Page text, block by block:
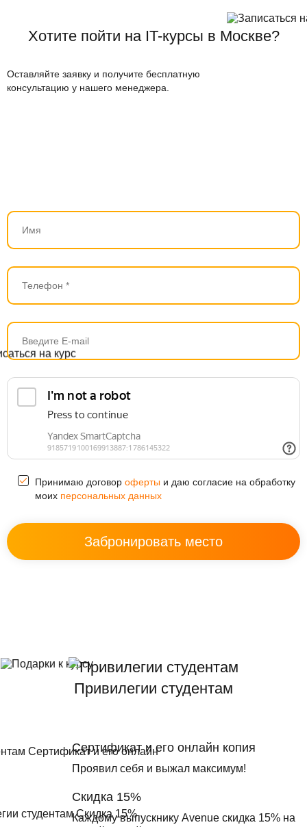
Хотите пойти на IT-курсы в Москве?
Оставляйте заявку и получите бесплатную
консультацию у нашего менеджера.
Принимаю договор оферты и даю согласие на обработку
моих персональных данных
Привилегии студентам
Сертификат и его онлайн копия
Проявил себя и выжал максимум!
Скидка 15%
Каждому выпускнику Avenue скидка 15% на